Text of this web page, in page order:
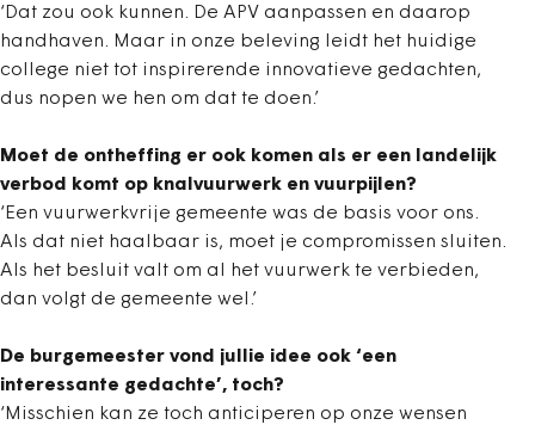
‘Dat zou ook kunnen. De APV aanpassen en daarop
handhaven. Maar in onze beleving leidt het huidige
college niet tot inspirerende innovatieve gedachten,
dus nopen we hen om dat te doen.’
Moet de ontheffing er ook komen als er een landelijk
verbod komt op knalvuurwerk en vuurpijlen?
‘Een vuurwerkvrije gemeente was de basis voor ons.
Als dat niet haalbaar is, moet je compromissen sluiten.
Als het besluit valt om al het vuurwerk te verbieden,
dan volgt de gemeente wel.’
De burgemeester vond jullie idee ook ‘een
interessante gedachte’, toch?
‘Misschien kan ze toch anticiperen op onze wensen